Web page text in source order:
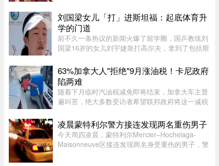
学位，教学生如何创造具有更强影响力的内容并完
成变现。这就是美国亚利 ...
刘国梁女儿「打」进斯坦福：起底体育升
学的门道
前不久一条热议的新闻火爆了留学圈，国乒教练刘
国梁16岁的女儿刘宇婕靠打高尔夫，拿到了包括斯
说，从6月15日那天开始，她每晚都要花上一到两
个小时，接美国大学高尔夫校队 ...
63%加拿大人"拒绝"9月涨油税！卡尼政府
陷两难
随着下月临时汽油税减免即将结束，加拿大车主普
遍叫苦，绝大多数受访者希望联邦政府将这一减税
公司进行的最新调查显示，63% 的加拿大人希望总
理卡尼（Mark Carney）将 ...
凌晨蒙特利尔警方接连发现两名重伤男子
今天周四凌晨，蒙特利尔Mercier–Hochelaga-
Maisonneuve区接连发现两名身受重伤的男子，警